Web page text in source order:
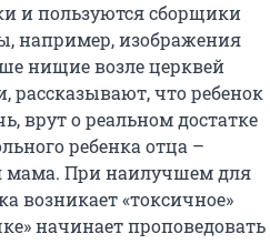
и пользуются сборщики
например, изображения
нищие возле церквей
рассказывают, что ребенок
врут о реальном достатке
ребенка отца –
мама. При наилучшем для
возникает «токсичное»
начинает проповедовать